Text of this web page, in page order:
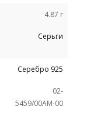
4.87 г
Серьги
Серебро 925
02-
5459/00АМ-00